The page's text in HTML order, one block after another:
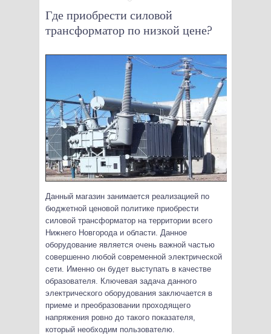
Где приобрести силовой
трансформатор по низкой цене?
Данный магазин занимается реализацией по
бюджетной ценовой политике приобрести
силовой трансформатор на территории всего
Нижнего Новгорода и области. Данное
оборудование является очень важной частью
совершенно любой современной электрической
сети. Именно он будет выступать в качестве
образователя. Ключевая задача данного
электрического оборудования заключается в
приеме и преобразовании проходящего
напряжения ровно до такого показателя,
который необходим пользователю.